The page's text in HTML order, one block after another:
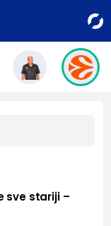
sve stariji –